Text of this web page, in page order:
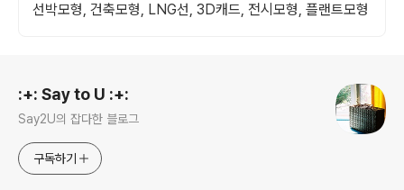
선박모형, 건축모형, LNG선, 3D캐드, 전시모형, 플랜트모형
:+: Say to U :+:
Say2U의 잡다한 블로그
구독하기